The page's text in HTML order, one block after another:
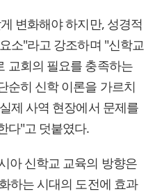
변화해야 하지만, 성경적
소"라고 강조하며 "신학교
교회의 필요를 충족하는
순히 신학 이론을 가르치
제 사역 현장에서 문제를
다"고 덧붙였다.
아 신학교 교육의 방향은
하는 시대의 도전에 효과